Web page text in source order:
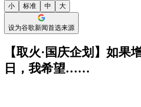
小 标准 中 大
设为谷歌新闻首选来源
【取火·国庆企划】如果
日，我希望……